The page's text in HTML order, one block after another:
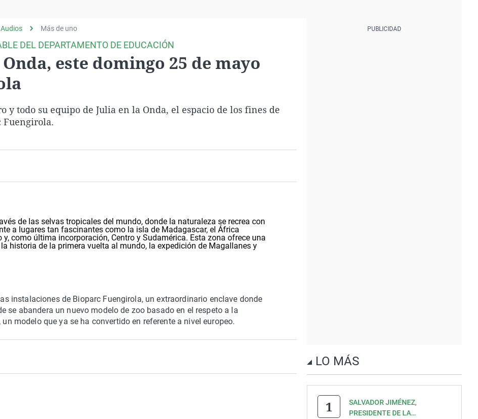
Audios Más de uno
DEL DEPARTAMENTO DE EDUCACIÓN
este domingo 25 de mayo
y todo su equipo de Julia en la Onda, el espacio de los fines de
Fuengirola.
de las selvas tropicales del mundo, donde la naturaleza se recrea con
a lugares tan fascinantes como la isla de Madagascar, el África
como última incorporación, Centro y Sudamérica. Esta zona ofrece una
historia de la primera vuelta al mundo, la expedición de Magallanes y
instalaciones de Bioparc Fuengirola, un extraordinario enclave donde
se abandera un nuevo modelo de zoo basado en el respeto a la
modelo que ya se ha convertido en referente a nivel europeo.
LO MÁS
SALVADOR JIMÉNEZ,
PRESIDENTE DE LA